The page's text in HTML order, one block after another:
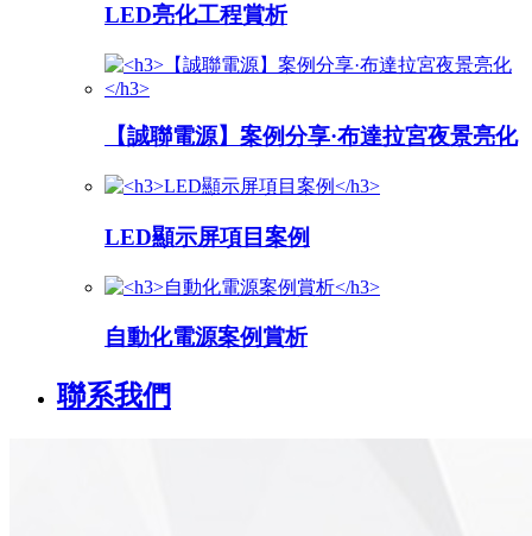
LED亮化工程賞析
【誠聯電源】案例分享·布達拉宮夜景亮化
LED顯示屏項目案例
自動化電源案例賞析
聯系我們